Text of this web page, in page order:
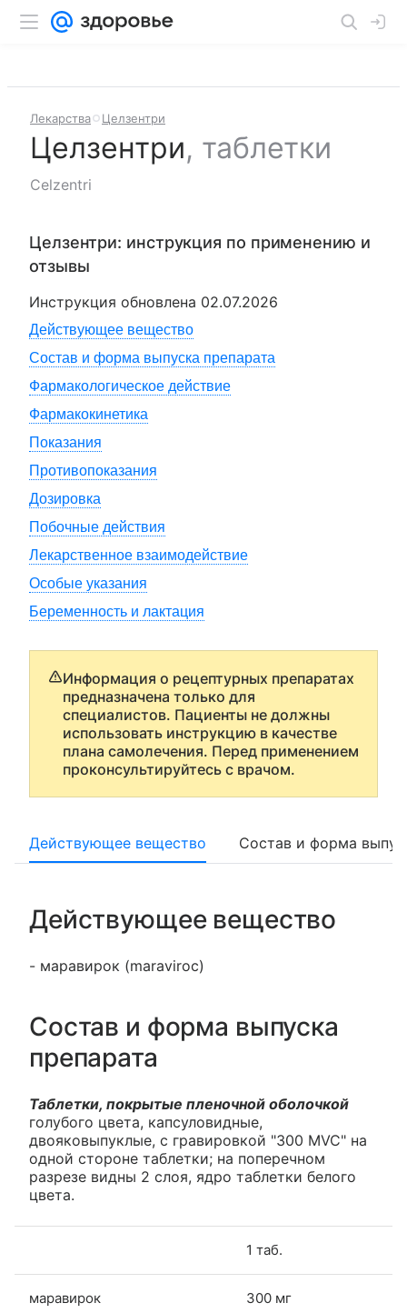
Лекарства Целзентри
Целзентри, таблетки
Celzentri
Целзентри: инструкция по применению и
отзывы
Инструкция обновлена 02.07.2026
Действующее вещество
Состав и форма выпуска препарата
Фармакологическое действие
Фармакокинетика
Показания
Противопоказания
Дозировка
Побочные действия
Лекарственное взаимодействие
Особые указания
Беременность и лактация
Информация о рецептурных препаратах
предназначена только для
специалистов. Пациенты не должны
использовать инструкцию в качестве
плана самолечения. Перед применением
проконсультируйтесь с врачом.
Действующее вещество Состав и форма
Действующее вещество
- маравирок (maraviroc)
Состав и форма выпуска
препарата
Таблетки, покрытые пленочной оболочкой
голубого цвета, капсуловидные,
двояковыпуклые, с гравировкой "300 MVC" на
одной стороне таблетки; на поперечном
разрезе видны 2 слоя, ядро таблетки белого
цвета.
1 таб.
маравирок 300 мг